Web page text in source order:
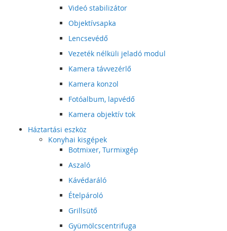
Videó stabilizátor
Objektívsapka
Lencsevédő
Vezeték nélküli jeladó modul
Kamera távvezérlő
Kamera konzol
Fotóalbum, lapvédő
Kamera objektív tok
Háztartási eszköz
Konyhai kisgépek
Botmixer, Turmixgép
Aszaló
Kávédaráló
Ételpároló
Grillsütő
Gyümölcscentrifuga